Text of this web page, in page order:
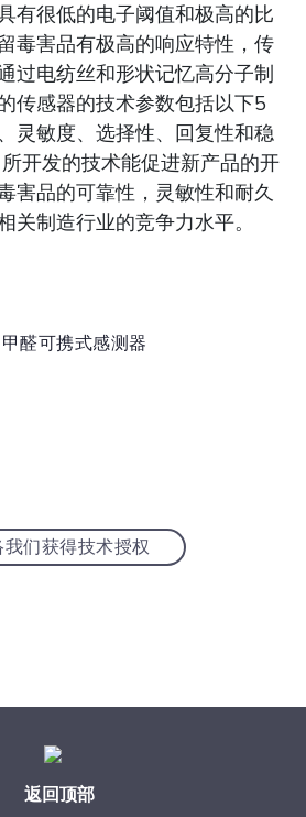
有很低的电子阈值和极高的比
毒害品有极高的响应特性，传
过电纺丝和形状记忆高分子制
传感器的技术参数包括以下5
灵敏度、选择性、回复性和稳
开发的技术能促进新产品的开
害品的可靠性，灵敏性和耐久
关制造行业的竞争力水平。
醛可携式感测器
我们获得技术授权
返回顶部